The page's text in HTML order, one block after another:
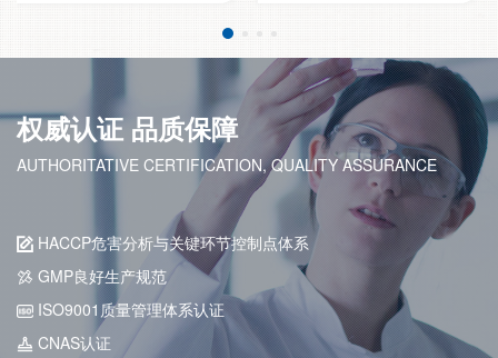
权威认证 品质保障
AUTHORITATIVE CERTIFICATION, QUALITY ASSURANCE
HACCP危害分析与关键环节控制点体系
GMP良好生产规范
ISO9001质量管理体系认证
CNAS认证